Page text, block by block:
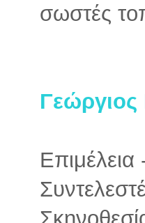
σωστές
Γεώργιος